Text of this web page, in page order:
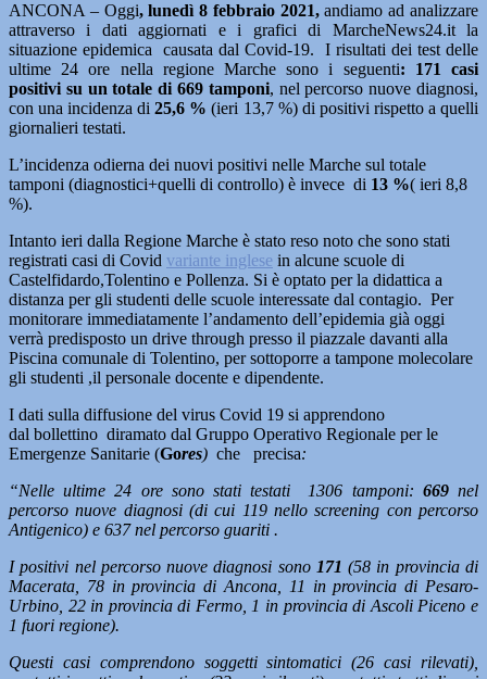
ANCONA – Oggi, lunedì 8 febbraio 2021,andiamo ad analizzare
attraverso i dati aggiornati e i grafici di MarcheNews24.it la
situazione epidemica causata dal Covid-19. I risultati dei test delle
ultime 24 ore nella regione Marche sono i seguenti: 171
casi
positivi su un totale di 669 tamponi, nel percorso nuove diagnosi,
con una incidenza di25,6 % (ieri 13,7 %) di positivi rispetto a quelli
giornalieri testati.
L’incidenza odierna dei nuovi positivi nelle Marche sul totale
tamponi (diagnostici+quelli di controllo) è invece di 13 %( ieri 8,8
%).
Intanto ieri dalla Regione Marche è stato reso noto che sono stati
registrati casi di Covid variante inglese in alcune scuole di
Castelfidardo,Tolentino e Pollenza. Si è optato per la didattica a
distanza per gli studenti delle scuole interessate dal contagio. Per
monitorare immediatamente l’andamento dell’epidemia già oggi
verrà predisposto un drive through presso il piazzale davanti alla
Piscina comunale di Tolentino, per sottoporre a tampone molecolare
gli studenti ,il personale docente e dipendente.
I dati sulla diffusione del virus Covid 19 si apprendono
dal bollettino diramato dal Gruppo Operativo Regionale per le
Emergenze Sanitarie (Gores) che precisa:
“Nelle ultime 24 ore sono stati testati 1306 tamponi: 669nel
percorso nuove diagnosi (di cui 119 nello screening con percorso
Antigenico) e 637 nel percorso guariti .
I positivi nel percorso nuove diagnosi sono 171(58 in provincia di
Macerata, 78 in provincia di Ancona, 11 in provincia di Pesaro-
Urbino, 22 in provincia di Fermo, 1 in provincia di Ascoli Piceno e
1 fuori regione).
Questi casi comprendono soggetti sintomatici (26 casi rilevati),